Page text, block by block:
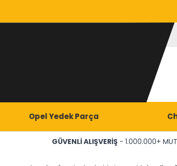
Opel Yedek Parça
GÜVENLİ ALIŞVERİŞ - 1.000.000+